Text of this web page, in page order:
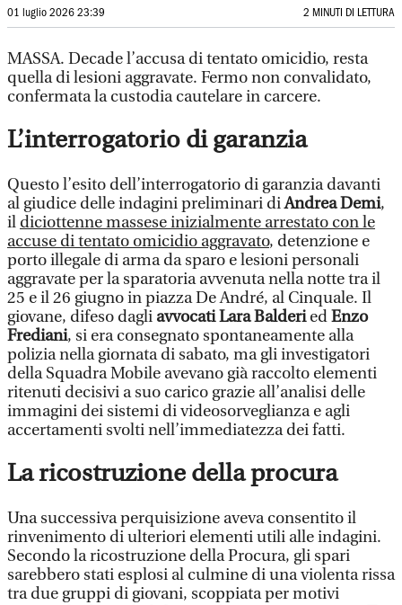
01 luglio 2026 23:39 2 MINUTI DI LETTURA
MASSA. Decade l’accusa di tentato omicidio, resta
quella di lesioni aggravate. Fermo non convalidato,
confermata la custodia cautelare in carcere.
L’interrogatorio di garanzia
Questo l’esito dell’interrogatorio di garanzia davanti
al giudice delle indagini preliminari diAndrea Demi,
il diciottenne massese inizialmente arrestato con le
accuse di tentato omicidio aggravato, detenzione e
porto illegale di arma da sparo e lesioni personali
aggravate per la sparatoria avvenuta nella notte tra il
25 e il 26 giugno in piazza De André, al Cinquale. Il
giovane, difeso dagli avvocati Lara BalderiedEnzo
Frediani, si era consegnato spontaneamente alla
polizia nella giornata di sabato, ma gli investigatori
della Squadra Mobile avevano già raccolto elementi
ritenuti decisivi a suo carico grazie all’analisi delle
immagini dei sistemi di videosorveglianza e agli
accertamenti svolti nell’immediatezza dei fatti.
La ricostruzione della procura
Una successiva perquisizione aveva consentito il
rinvenimento di ulteriori elementi utili alle indagini.
Secondo la ricostruzione della Procura, gli spari
sarebbero stati esplosi al culmine di una violenta rissa
tra due gruppi di giovani, scoppiata per motivi